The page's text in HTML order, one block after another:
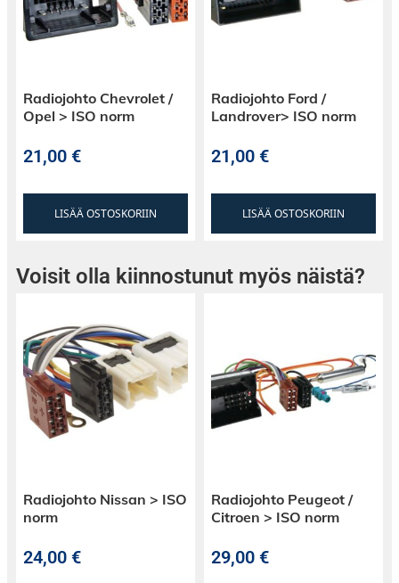
Radiojohto Chevrolet /
Opel > ISO norm
21,00€
LISÄÄ OSTOSKORIIN
Radiojohto Ford /
Landrover> ISO norm
21,00€
LISÄÄ OSTOSKORIIN
Voisit olla kiinnostunut myös näistä?
Radiojohto Nissan > ISO
norm
24,00€
Radiojohto Peugeot /
Citroen > ISO norm
29,00€